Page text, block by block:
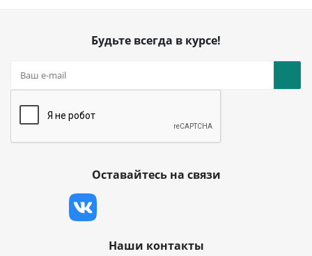
Будьте всегда в курсе!
Оставайтесь на связи
Наши контакты